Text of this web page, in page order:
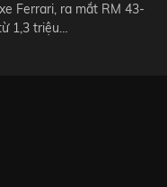
Ferrari, ra mắt RM 43-
1,3 triệu…